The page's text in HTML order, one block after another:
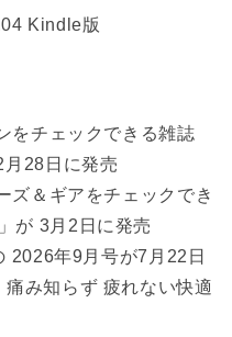
Kindle版
をチェックできる雑誌
28日に発売
ズ＆ギアをチェックでき
が 3月2日に発売
2026年9月号が7月22日
み知らず 疲れない快適